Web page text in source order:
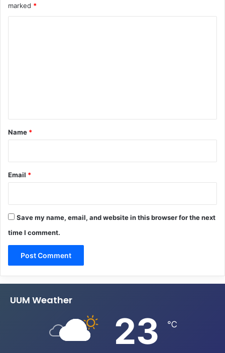
marked *
*
Name *
Email *
Save my name, email, and website in this browser for the next
time I comment.
UUM Weather
23 ℃